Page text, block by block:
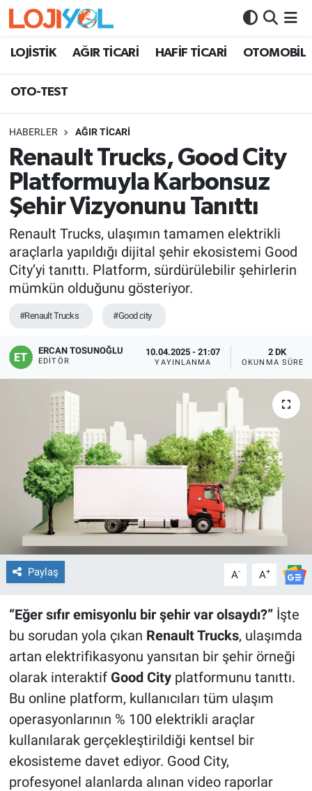
LOJİSTİK AĞIR TİCARİ HAFİF TİCARİ OTOMOBİL
OTO-TEST
HABERLER AĞIR TİCARİ
Renault Trucks, Good City
Platformuyla Karbonsuz
Şehir Vizyonunu Tanıttı
Renault Trucks, ulaşımın tamamen elektrikli
araçlarla yapıldığı dijital şehir ekosistemi Good
City’yi tanıttı. Platform, sürdürülebilir şehirlerin
mümkün olduğunu gösteriyor.
#Renault Trucks #Good city
ERCAN TOSUNOĞLU
EDITÖR
10.04.2025 - 21:07
YAYINLANMA
2 DK
OKUNMA SÜRESI
Paylaş A- A+
“Eğer sıfır emisyonlu bir şehir var olsaydı?” İşte
bu sorudan yola çıkan Renault Trucks, ulaşımda
artan elektrifikasyonu yansıtan bir şehir örneği
olarak interaktif Good Cityplatformunu tanıttı.
Bu online platform, kullanıcıları tüm ulaşım
operasyonlarının % 100 elektrikli araçlar
kullanılarak gerçekleştirildiği kentsel bir
ekosisteme davet ediyor. Good City,
profesyonel alanlarda alınan video raporlar
OTO-TEST